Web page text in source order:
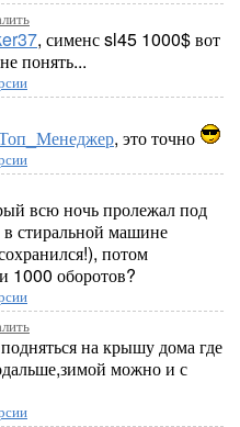
, сименс sl45 1000$ вот
понять...
, это точно
всю ночь пролежал под
стиральной машине
потом
1000 оборотов?
на крышу дома где
можно и с